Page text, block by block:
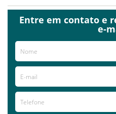
Já visitou este local?
Avaliações
Entre em contato e
e-